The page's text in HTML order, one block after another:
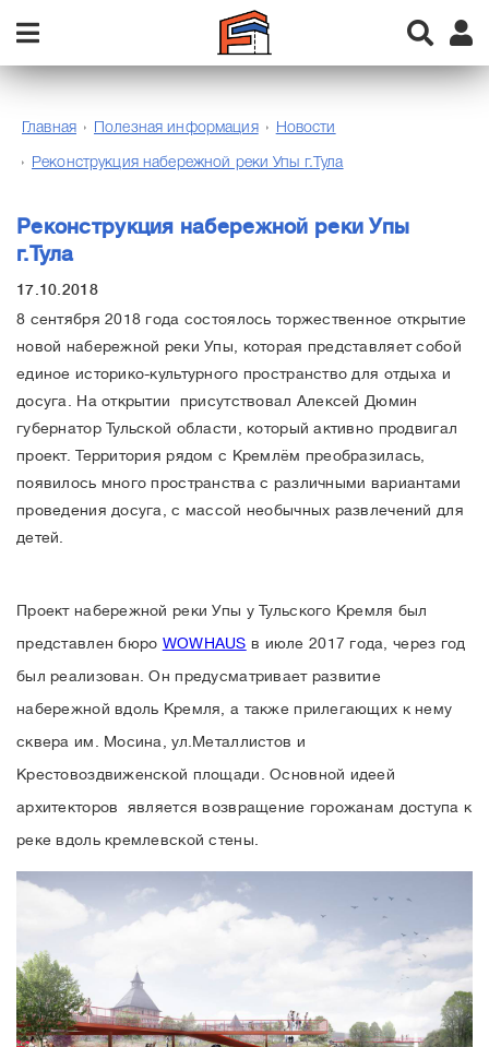
Главная Полезная информация Новости
Реконструкция набережной реки Упы г.Тула
Реконструкция набережной реки Упы
г.Тула
17.10.2018
8 сентября 2018 года состоялось торжественное открытие
новой набережной реки Упы, которая представляет собой
единое историко-культурного пространство для отдыха и
досуга. На открытии присутствовал Алексей Дюмин
губернатор Тульской области, который активно продвигал
проект. Территория рядом с Кремлём преобразилась,
появилось много пространства с различными вариантами
проведения досуга, с массой необычных развлечений для
детей.
Проект набережной реки Упы у Тульского Кремля был
представлен бюро WOWHAUS в июле 2017 года, через год
был реализован. Он предусматривает развитие
набережной вдоль Кремля, а также прилегающих к нему
сквера им. Мосина, ул.Металлистов и
Крестовоздвиженской площади. Основной идеей
архитекторов является возвращение горожанам доступа к
реке вдоль кремлевской стены.